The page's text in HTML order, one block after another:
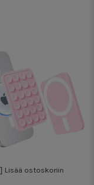
Lisää ostoskoriin